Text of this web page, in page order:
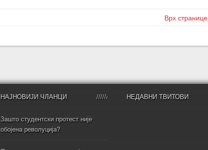
Врх странице
НАЈНОВИЈИ ЧЛАНЦИ
Зашто студентски протест није
обојена револуција?
НЕДАВНИ ТВИТОВИ